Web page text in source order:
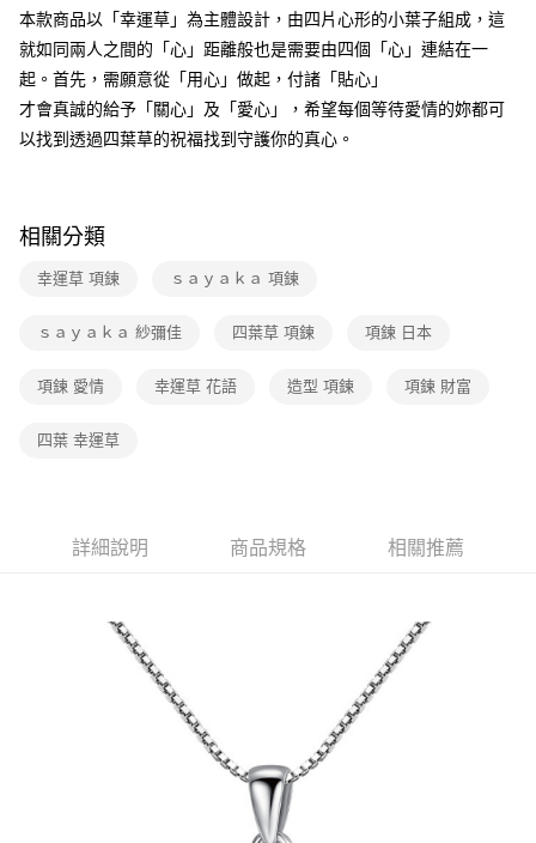
本款商品以「幸運草」為主體設計，由四片心形的小葉子組成，這
就如同兩人之間的「心」距離般也是需要由四個「心」連結在一
起。首先，需願意從「用心」做起，付諸「貼心」
才會真誠的給予「關心」及「愛心」，希望每個等待愛情的妳都可
以找到透過四葉草的祝福找到守護你的真心。
相關分類
幸運草 項鍊 ｓａｙａｋａ 項鍊
ｓａｙａｋａ 紗彌佳 四葉草 項鍊 項鍊 日本
項鍊 愛情 幸運草 花語 造型 項鍊 項鍊 財富
四葉 幸運草
詳細說明 商品規格 相關推薦